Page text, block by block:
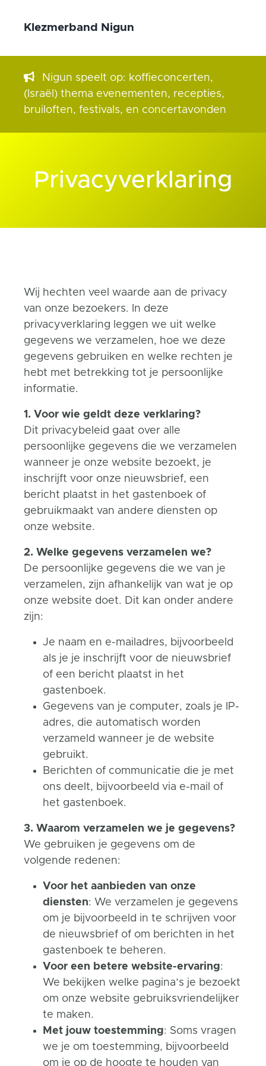
Klezmerband Nigun
Nigun speelt op: koffieconcerten,
(Israël) thema evenementen, recepties,
bruiloften, festivals, en concertavonden
Privacyverklaring
Wij hechten veel waarde aan de privacy
van onze bezoekers. In deze
privacyverklaring leggen we uit welke
gegevens we verzamelen, hoe we deze
gegevens gebruiken en welke rechten je
hebt met betrekking tot je persoonlijke
informatie.
1. Voor wie geldt deze verklaring?
Dit privacybeleid gaat over alle
persoonlijke gegevens die we verzamelen
wanneer je onze website bezoekt, je
inschrijft voor onze nieuwsbrief, een
bericht plaatst in het gastenboek of
gebruikmaakt van andere diensten op
onze website.
2. Welke gegevens verzamelen we?
De persoonlijke gegevens die we van je
verzamelen, zijn afhankelijk van wat je op
onze website doet. Dit kan onder andere
zijn:
Je naam en e-mailadres, bijvoorbeeld
als je je inschrijft voor de nieuwsbrief
of een bericht plaatst in het
gastenboek.
Gegevens van je computer, zoals je IP-
adres, die automatisch worden
verzameld wanneer je de website
gebruikt.
Berichten of communicatie die je met
ons deelt, bijvoorbeeld via e-mail of
het gastenboek.
3. Waarom verzamelen we je gegevens?
We gebruiken je gegevens om de
volgende redenen:
Voor het aanbieden van onze
diensten: We verzamelen je gegevens
om je bijvoorbeeld in te schrijven voor
de nieuwsbrief of om berichten in het
gastenboek te beheren.
Voor een betere website-ervaring:
We bekijken welke pagina’s je bezoekt
om onze website gebruiksvriendelijker
te maken.
Met jouw toestemming: Soms vragen
we je om toestemming, bijvoorbeeld
om je op de hoogte te houden van